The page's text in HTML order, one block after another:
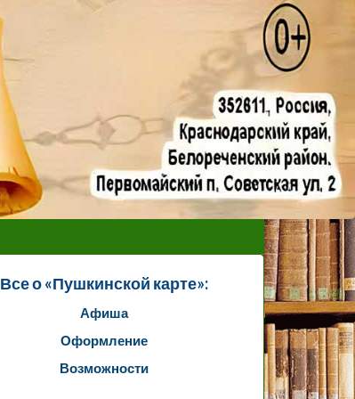
Все о «Пушкинской карте»:
Афиша
Оформление
Возможности